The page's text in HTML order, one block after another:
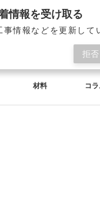
材料 コ
情報を受け取る
情報などを更新して
拒否